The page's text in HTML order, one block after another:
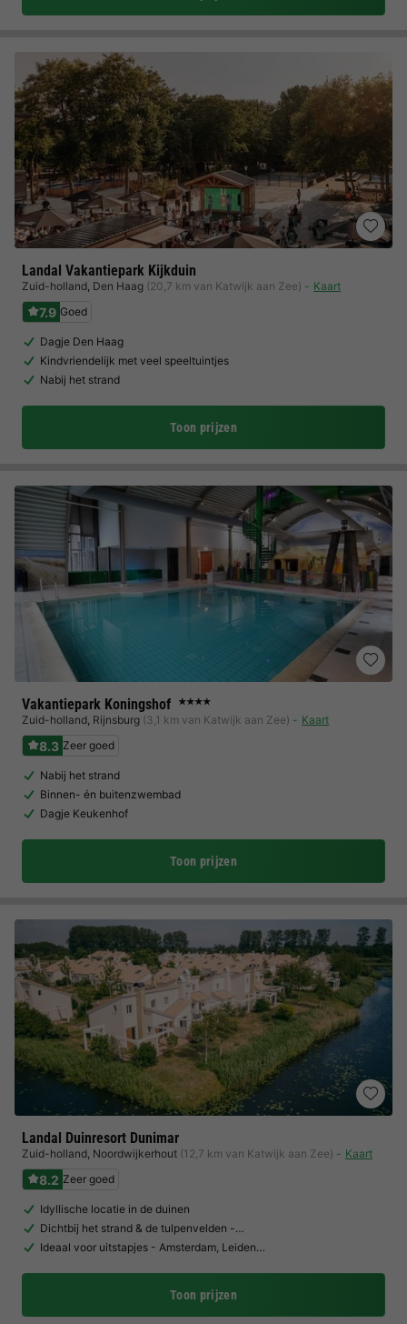
Landal Vakantiepark Kijkduin
Zuid-holland, Den Haag (20,7 km van Katwijk aan Zee) Kaart
7.9 Goed
Dagje Den Haag
Kindvriendelijk met veel speeltuintjes
Nabij het strand
Toon prijzen
Vakantiepark Koningshof ★★★★
Zuid-holland, Rijnsburg (3,1 km van Katwijk aan Zee) Kaart
8.3 Zeer goed
Nabij het strand
Binnen- én buitenzwembad
Dagje Keukenhof
Toon prijzen
Landal Duinresort Dunimar
Zuid-holland, Noordwijkerhout (12,7 km van Katwijk aan Zee) Kaart
8.2 Zeer goed
Idyllische locatie in de duinen
Dichtbij het strand & de tulpenvelden -…
Ideaal voor uitstapjes - Amsterdam, Leiden…
Toon prijzen